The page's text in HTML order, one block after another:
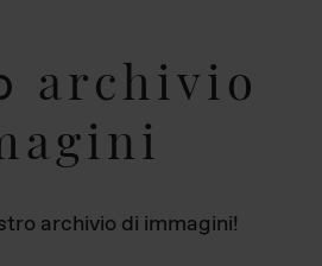
archivio
archivio di immagini!